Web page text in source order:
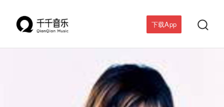
下载App 